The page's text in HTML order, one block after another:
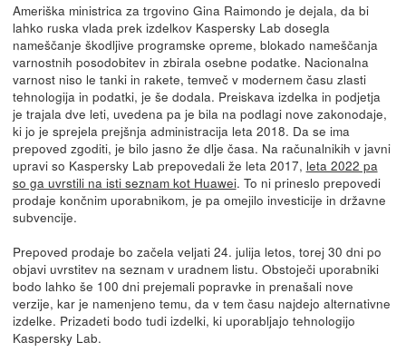
Ameriška ministrica za trgovino Gina Raimondo je dejala, da bi
lahko ruska vlada prek izdelkov Kaspersky Lab dosegla
nameščanje škodljive programske opreme, blokado nameščanja
varnostnih posodobitev in zbirala osebne podatke. Nacionalna
varnost niso le tanki in rakete, temveč v modernem času zlasti
tehnologija in podatki, je še dodala. Preiskava izdelka in podjetja
je trajala dve leti, uvedena pa je bila na podlagi nove zakonodaje,
ki jo je sprejela prejšnja administracija leta 2018. Da se ima
prepoved zgoditi, je bilo jasno že dlje časa. Na računalnikih v javni
upravi so Kaspersky Lab prepovedali že leta 2017, leta 2022 pa
so ga uvrstili na isti seznam kot Huawei. To ni prineslo prepovedi
prodaje končnim uporabnikom, je pa omejilo investicije in državne
subvencije.
Prepoved prodaje bo začela veljati 24. julija letos, torej 30 dni po
objavi uvrstitev na seznam v uradnem listu. Obstoječi uporabniki
bodo lahko še 100 dni prejemali popravke in prenašali nove
verzije, kar je namenjeno temu, da v tem času najdejo alternativne
izdelke. Prizadeti bodo tudi izdelki, ki uporabljajo tehnologijo
Kaspersky Lab.